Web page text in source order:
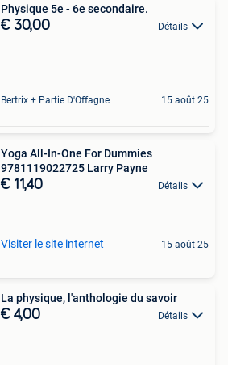
Physique 5e - 6e secondaire.
€ 30,00 Détails
Bertrix + Partie D'Offagne 15 août 25
Yoga All-In-One For Dummies
9781119022725 Larry Payne
€ 11,40 Détails
Visiter le site internet 15 août 25
La physique, l'anthologie du savoir
€ 4,00 Détails